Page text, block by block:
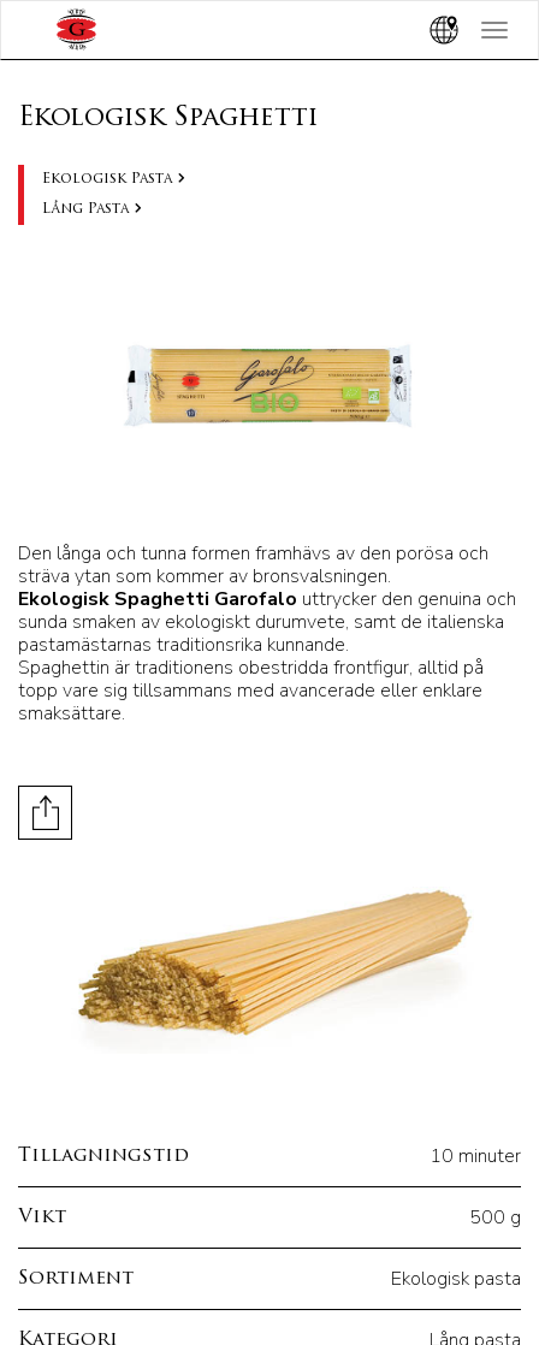
Toggle
Ekologisk Spaghetti
Ekologisk Pasta
Lång Pasta
Den långa och tunna formen framhävs av den porösa och
sträva ytan som kommer av bronsvalsningen.
Ekologisk Spaghetti Garofalo uttrycker den genuina och
sunda smaken av ekologiskt durumvete, samt de italienska
pastamästarnas traditionsrika kunnande.
Spaghettin är traditionens obestridda frontfigur, alltid på
topp vare sig tillsammans med avancerade eller enklare
smaksättare.
Tillagningstid 10 minuter
Vikt 500 g
Sortiment Ekologisk pasta
Kategori